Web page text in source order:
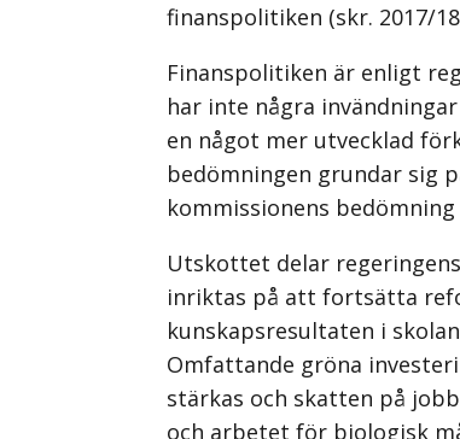
finanspolitiken (skr. 2017/
Finanspolitiken är enligt
har inte några
en något mer utvecklad
bedömningen grundar sig
kommissionens
Utskottet delar
inriktas på att fortsätta
kunskapsresultaten i
Omfattande gröna
stärkas och skatten på
och arbetet för biologisk